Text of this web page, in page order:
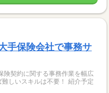
手保険会社で事務サ
険契約に関する事務作業を幅広
しいスキルは不要！ 紹介予定